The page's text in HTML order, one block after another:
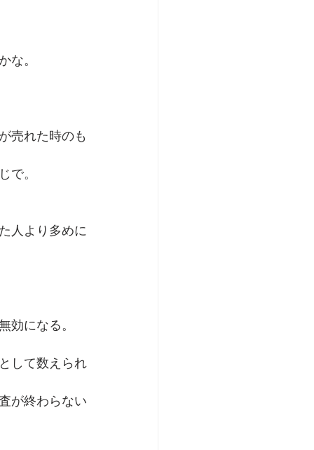
な。
売れた時のも
。
人より多めに
になる。
して数えられ
が終わらない